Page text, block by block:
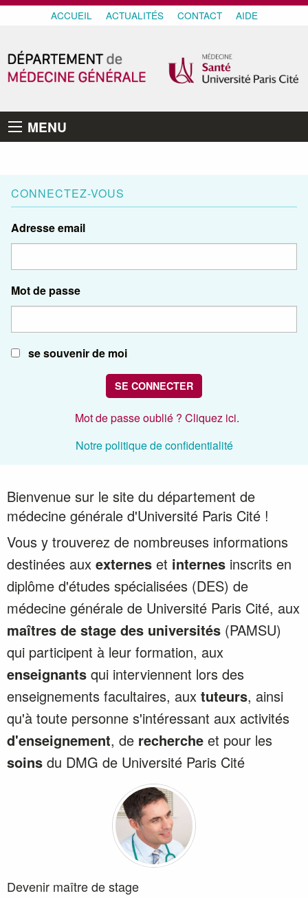
ACCUEIL ACTUALITÉS CONTACT AIDE
MENU
CONNECTEZ-VOUS
Adresse email
Mot de passe
se souvenir de moi
SE CONNECTER
Mot de passe oublié ? Cliquez ici.
Notre politique de confidentialité
Bienvenue sur le site du département de
médecine générale d'Université Paris Cité !
Vous y trouverez de nombreuses informations
destinées aux externes et internes inscrits en
diplôme d'études spécialisées (DES) de
médecine générale de Université Paris Cité, aux
maîtres de stage des universités (PAMSU)
qui participent à leur formation, aux
enseignants qui interviennent lors des
enseignements facultaires, aux tuteurs, ainsi
qu'à toute personne s'intéressant aux activités
d'enseignement, de recherche et pour les
soins du DMG de Université Paris Cité
Devenir maître de stage